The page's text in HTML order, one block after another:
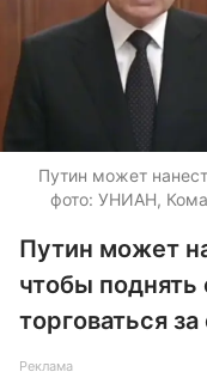
Путин может
фото: УНИАН,
Путин может
чтобы поднять
торговаться
Реклама